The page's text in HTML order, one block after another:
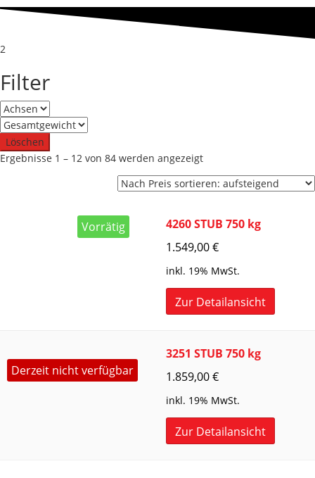
2
Filter
Löschen
Ergebnisse 1 – 12 von 84 werden angezeigtNach
sortiert:
Vorrätig
4260 STUB 750 kg
1.549,00€
inkl. 19% MwSt.
Zur Detailansicht
Derzeit nicht verfügbar
3251 STUB 750 kg
1.859,00€
inkl. 19% MwSt.
Zur Detailansicht